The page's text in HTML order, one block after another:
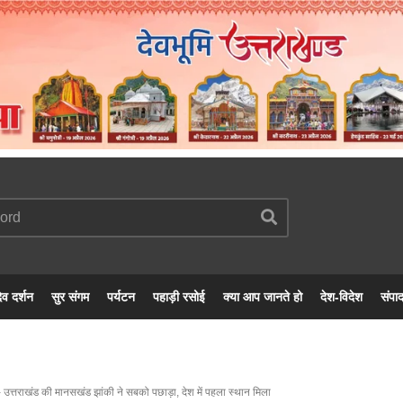
दर्शन सुर संगम पर्यटन पहाड़ी रसोई क्या आप जानते हो देश-विदेश
उत्तराखंड की मानसखंड झांकी ने सबको पछाड़ा, देश में पहला स्थान मिला